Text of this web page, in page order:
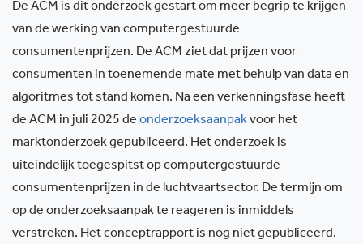
De ACM is dit onderzoek gestart om meer begrip te krijgen
van de werking van computergestuurde
consumentenprijzen. De ACM ziet dat prijzen voor
consumenten in toenemende mate met behulp van data en
algoritmes tot stand komen. Na een verkenningsfase heeft
de ACM in juli 2025 de onderzoeksaanpakvoor het
marktonderzoek gepubliceerd. Het onderzoek is
uiteindelijk toegespitst op computergestuurde
consumentenprijzen in de luchtvaartsector. De termijn om
op de onderzoeksaanpak te reageren is inmiddels
verstreken. Het conceptrapport is nog niet gepubliceerd.